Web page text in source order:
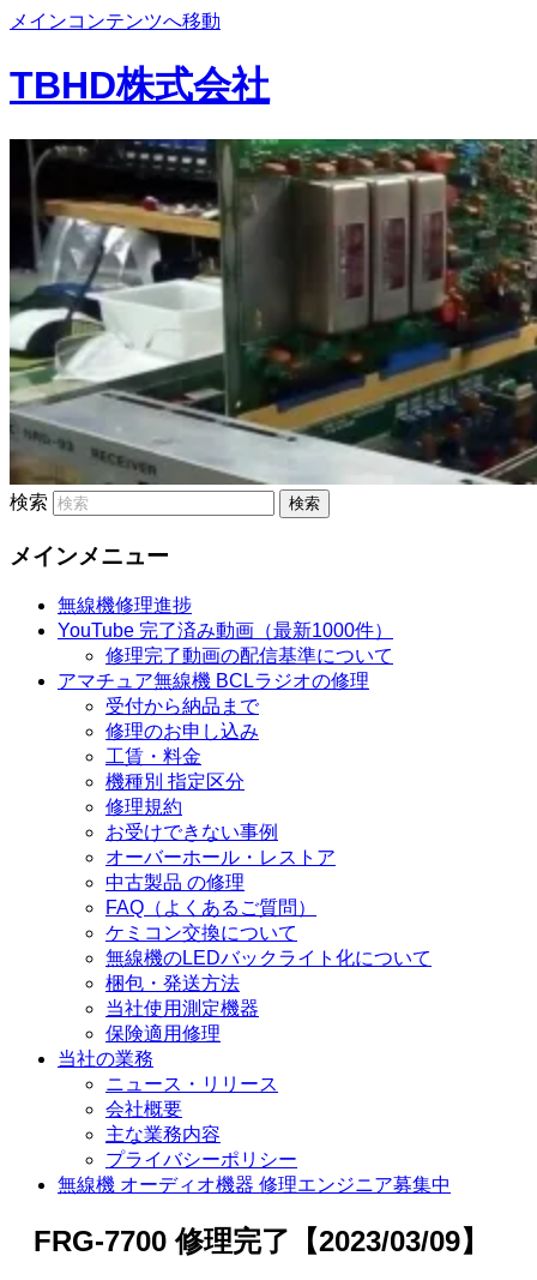
メインコンテンツへ移動
TBHD株式会社
検索
メインメニュー
無線機修理進捗
YouTube 完了済み動画（最新1000件）
修理完了動画の配信基準について
アマチュア無線機 BCLラジオの修理
受付から納品まで
修理のお申し込み
工賃・料金
機種別 指定区分
修理規約
お受けできない事例
オーバーホール・レストア
中古製品 の修理
FAQ（よくあるご質問）
ケミコン交換について
無線機のLEDバックライト化について
梱包・発送方法
当社使用測定機器
保険適用修理
当社の業務
ニュース・リリース
会社概要
主な業務内容
プライバシーポリシー
無線機 オーディオ機器 修理エンジニア募集中
FRG-7700 修理完了【2023/03/09】